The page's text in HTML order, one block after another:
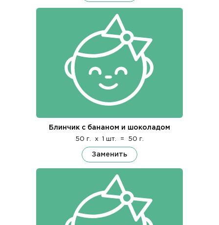
Блинчик с бананом и шоколадом
50 г. x 1 шт. = 50 г.
Заменить